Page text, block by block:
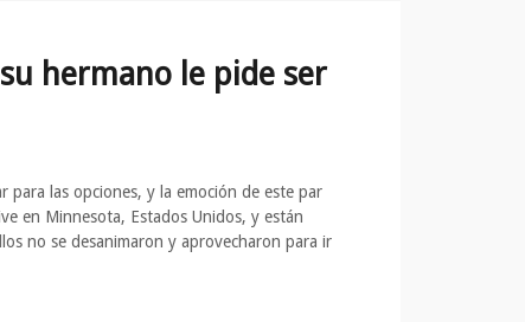
hermano le pide ser
las opciones, y la emoción de este par
en Minnesota, Estados Unidos, y están
no se desanimaron y aprovecharon para ir